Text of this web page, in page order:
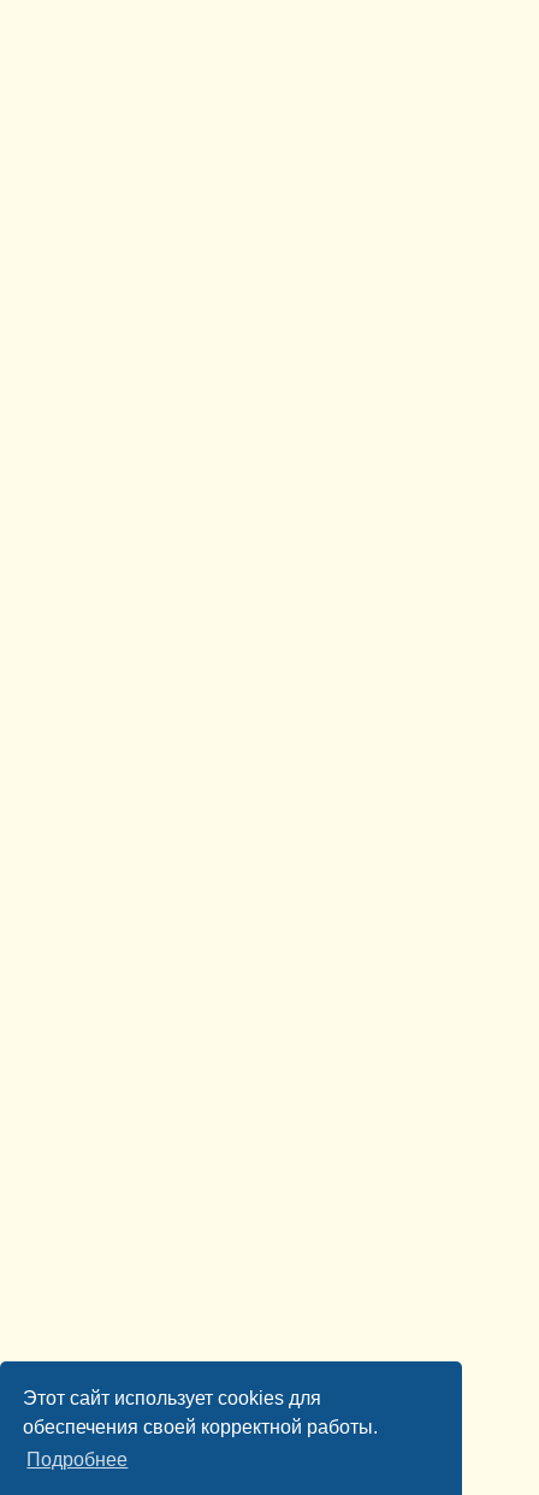
Этот сайт использует cookies для
обеспечения своей корректной работы.
Подробнее